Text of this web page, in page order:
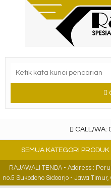
CALL/WA:
SEMUA KATEGORI PRODUK
RAJAWALI TENDA - Address :
no.5 Sukodono Sidoarjo - Jawa